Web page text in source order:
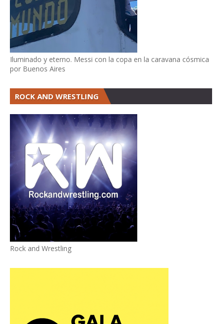
Iluminado y eterno. Messi con la copa en la caravana cósmica
por Buenos Aires
ROCK AND WRESTLING
Rock and Wrestling